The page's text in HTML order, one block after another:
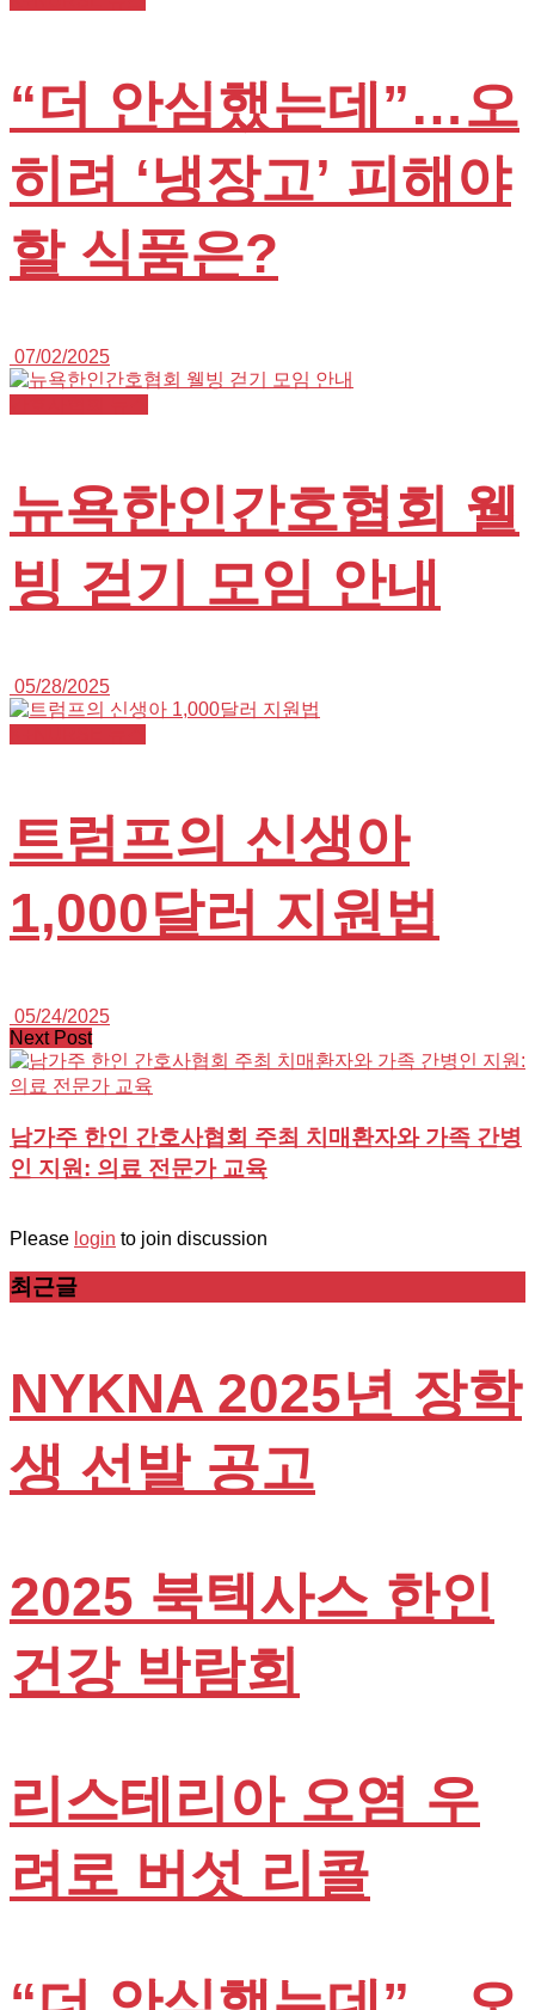
“더 안심했는데”…오
히려 ‘냉장고’ 피해야
할 식품은?
07/02/2025
뉴욕한인간호협회 웰
빙 걷기 모임 안내
05/28/2025
트럼프의 신생아
1,000달러 지원법
05/24/2025
Next Post
남가주 한인 간호사협회 주최 치매환자와 가족 간병
인 지원: 의료 전문가 교육
Please login to join discussion
최근글
NYKNA 2025년 장학
생 선발 공고
2025 북텍사스 한인
건강 박람회
리스테리아 오염 우
려로 버섯 리콜